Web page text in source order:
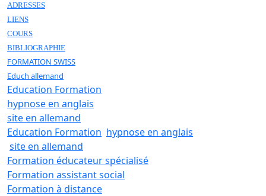
ADRESSES
LIENS
COURS
BIBLIOGRAPHIE
FORMATION SWISS
Educh allemand
Education Formation
hypnose en anglais
site en allemand
Education Formation hypnose en anglais
site en allemand
Formation éducateur spécialisé
Formation assistant social
Formation à distance